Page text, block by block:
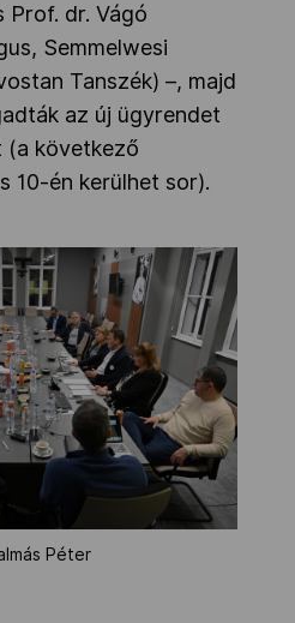
dr. Vágó
Semmelwesi
Tanszék) –, majd
az új ügyrendet
(a következő
10-én kerülhet sor).
Péter